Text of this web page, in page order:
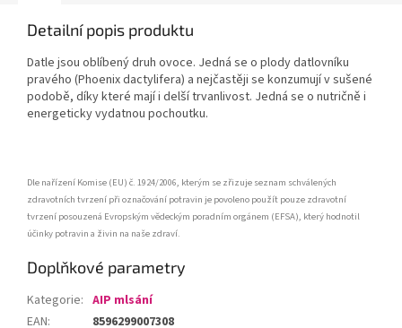
Detailní popis produktu
Datle jsou oblíbený druh ovoce. Jedná se o plody datlovníku
pravého (Phoenix dactylifera) a nejčastěji se konzumují v sušené
podobě, díky které mají i delší trvanlivost. Jedná se o nutričně i
energeticky vydatnou pochoutku.
Dle nařízení Komise (EU) č. 1924/2006, kterým se zřizuje seznam schválených
zdravotních tvrzení při označování potravin je povoleno použít pouze zdravotní
tvrzení posouzená Evropským vědeckým poradním orgánem (EFSA), který hodnotil
účinky potravin a živin na naše zdraví.
Doplňkové parametry
Kategorie: AIP mlsání
EAN: 8596299007308